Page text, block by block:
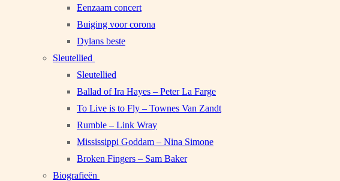
Eenzaam concert
Buiging voor corona
Dylans beste
Sleutellied
Sleutellied
Ballad of Ira Hayes – Peter La Farge
To Live is to Fly – Townes Van Zandt
Rumble – Link Wray
Mississippi Goddam – Nina Simone
Broken Fingers – Sam Baker
Biografieën